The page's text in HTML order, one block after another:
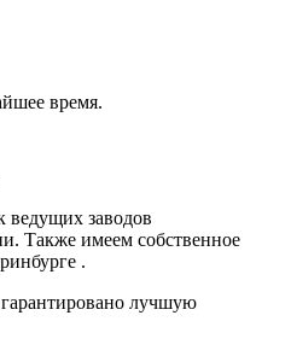
время.
заводов
Также имеем собственное
.
лучшую